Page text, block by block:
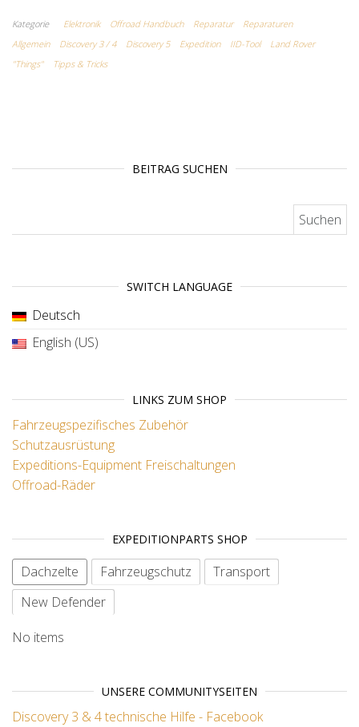
Kategorie Elektronik Offroad Handbuch Reparatur
Reparaturen
Allgemein
Discovery 3 / 4 Discovery 5 Expedition IID-Tool
Land Rover
"Things"
Tipps & Tricks
BEITRAG SUCHEN
SWITCH LANGUAGE
Deutsch
English (US)
LINKS ZUM SHOP
Fahrzeugspezifisches Zubehör
Schutzausrüstung
Expeditions-Equipment Freischaltungen
Offroad-Räder
EXPEDITIONPARTS SHOP
Dachzelte Fahrzeugschutz
Transport
New Defender
No items
UNSERE COMMUNITYSEITEN
Discovery 3 & 4 technische Hilfe - Facebook